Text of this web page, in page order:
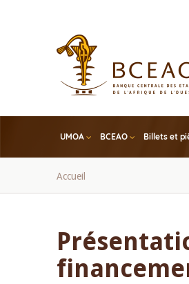
UMOA BCEAO Billets et
Fil
Accueil